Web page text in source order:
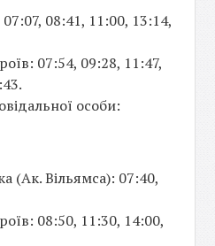
08:41, 11:00, 13:14,
07:54, 09:28, 11:47,
особи:
(Ак. Вільямса): 07:40,
08:50, 11:30, 14:00,